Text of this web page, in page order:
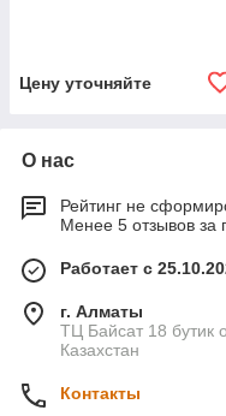
Цену уточняйте
О нас
Рейтинг не
Менее 5 отзывов за
Работает с
г. Алматы
ТЦ Байсат 18 бутик
Казахстан
Контакты